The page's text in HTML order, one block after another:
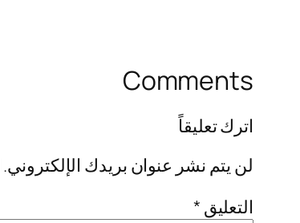
Comments
اترك تعليقاً
لن يتم نشر عنوان بريدك الإلكتروني.
التعليق *